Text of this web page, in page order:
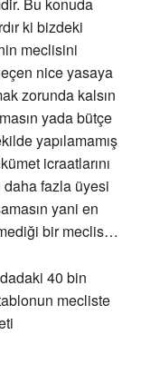
ki bizdeki
meclisini
nice yasaya
zorunda kalsın
yada bütçe
yapılamamış
icraatlarını
fazla üyesi
yani en
bir meclis…
40 bin
mecliste